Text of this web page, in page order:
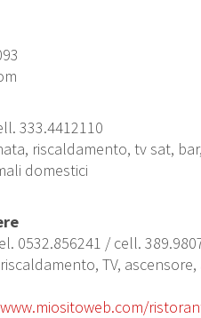
333.4412110
riscaldamento, tv sat,
domestici
0532.856241 / cell.
TV,
www.miositoweb.com/